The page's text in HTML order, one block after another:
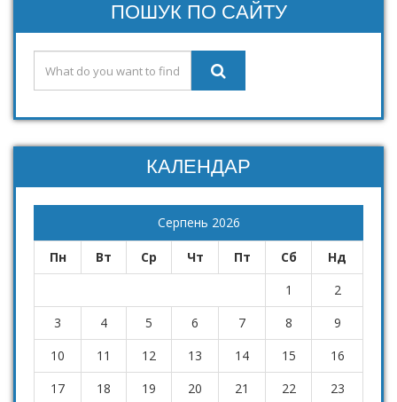
ПОШУК ПО САЙТУ
КАЛЕНДАР
Серпень 2026
Пн Вт Ср Чт Пт Сб
Нд
1
2
3
4 5 6 7 8
9
10
11 12 13 14 15
16
17
18 19 20 21 22
23